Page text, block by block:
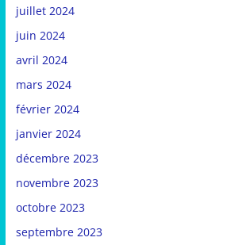
juillet 2024
juin 2024
avril 2024
mars 2024
février 2024
janvier 2024
décembre 2023
novembre 2023
octobre 2023
septembre 2023